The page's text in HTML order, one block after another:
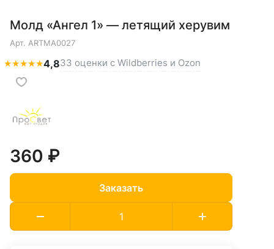
Молд «Ангел 1» — летящий херувим
Арт. ARTMA0027
★★★★★4,833 оценки с Wildberries и Ozon
360 ₽
Заказать